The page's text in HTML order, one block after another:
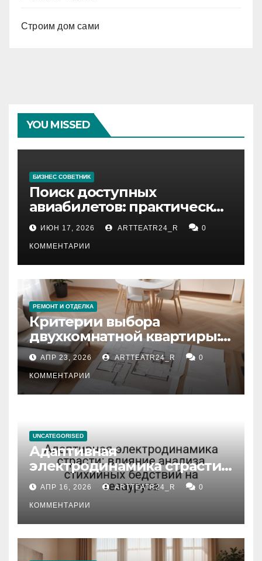
Строим дом сами
YOU MISSED
БИЗНЕС СОВЕТНИК
Поиск доступных
авиабилетов: практические
рекомендации
ИЮН 17, 2026 ARTTEATR24_R 0
КОММЕНТАРИИ
РЕМОНТ И ОТДЕЛКА
Критерии выбора
двухкомнатной квартиры:
планировка, площадь,
состояние и документация
АПР 23, 2026 ARTTEATR24_R 0
КОММЕНТАРИИ
UNCATEGORISED
Адаптивная
электродинамика страсти:
влияние анализа
стихийных бедствий на
тезауруса
АПР 16, 2026 ARTTEATR24_R 0
КОММЕНТАРИИ